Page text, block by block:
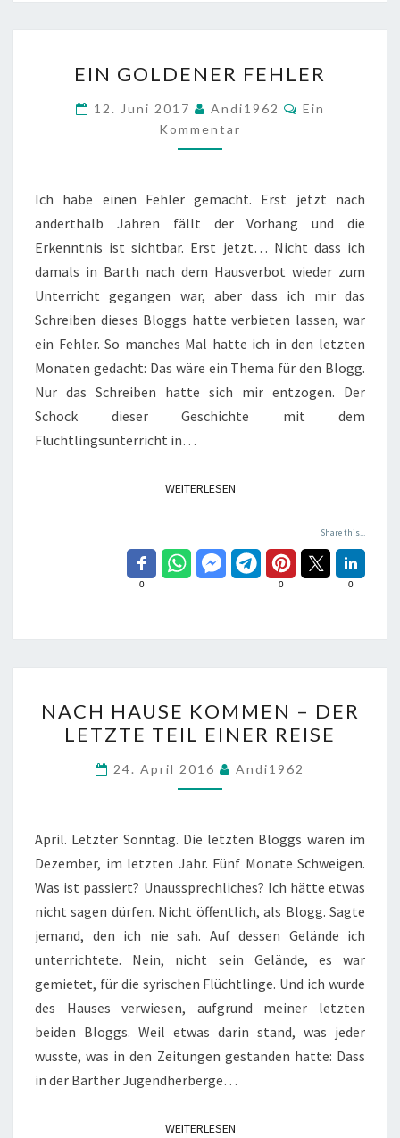
GOLDENER
FEHLER
EIN GOLDENER FEHLER
12. Juni 2017 Andi1962 Kommentare
Ein
Kommentar
Ich habe einen Fehler gemacht. Erst jetzt nach
anderthalb Jahren fällt der Vorhang und die
Erkenntnis ist sichtbar. Erst jetzt… Nicht dass ich
damals in Barth nach dem Hausverbot wieder zum
Unterricht gegangen war, aber dass ich mir das
Schreiben dieses Bloggs hatte verbieten lassen, war
ein Fehler. So manches Mal hatte ich in den letzten
Monaten gedacht: Das wäre ein Thema für den Blogg.
Nur das Schreiben hatte sich mir entzogen. Der
Schock dieser Geschichte mit dem
Flüchtlingsunterricht in…
WEITERLESENWEITERLESEN
Share this...
0 0 0
HAUSE
KOMMEN
–
DER
TEIL
EINER
REISE
NACH HAUSE KOMMEN – DER
LETZTE TEIL EINER REISE
24. April 2016 Andi1962
April. Letzter Sonntag. Die letzten Bloggs waren im
Dezember, im letzten Jahr. Fünf Monate Schweigen.
Was ist passiert? Unaussprechliches? Ich hätte etwas
nicht sagen dürfen. Nicht öffentlich, als Blogg. Sagte
jemand, den ich nie sah. Auf dessen Gelände ich
unterrichtete. Nein, nicht sein Gelände, es war
gemietet, für die syrischen Flüchtlinge. Und ich wurde
des Hauses verwiesen, aufgrund meiner letzten
beiden Bloggs. Weil etwas darin stand, was jeder
wusste, was in den Zeitungen gestanden hatte: Dass
in der Barther Jugendherberge…
WEITERLESENWEITERLESEN